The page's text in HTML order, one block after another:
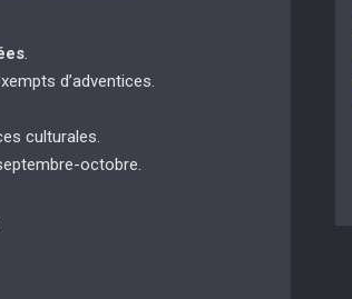
.
d’adventices.
culturales.
octobre.